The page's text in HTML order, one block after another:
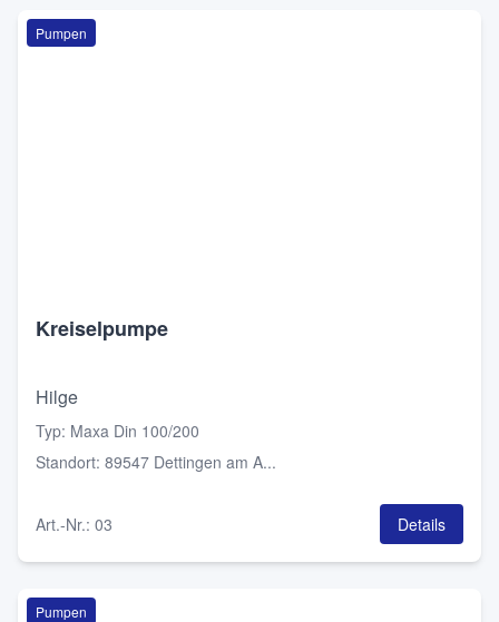
Pumpen
Kreiselpumpe
Hilge
Typ: Maxa Din 100/200
Standort: 89547 Dettingen am A...
Art.-Nr.: 03 Details
Pumpen